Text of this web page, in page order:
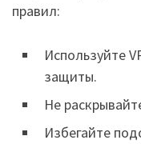
правил:
Используйте
защиты.
Не
Избегайте